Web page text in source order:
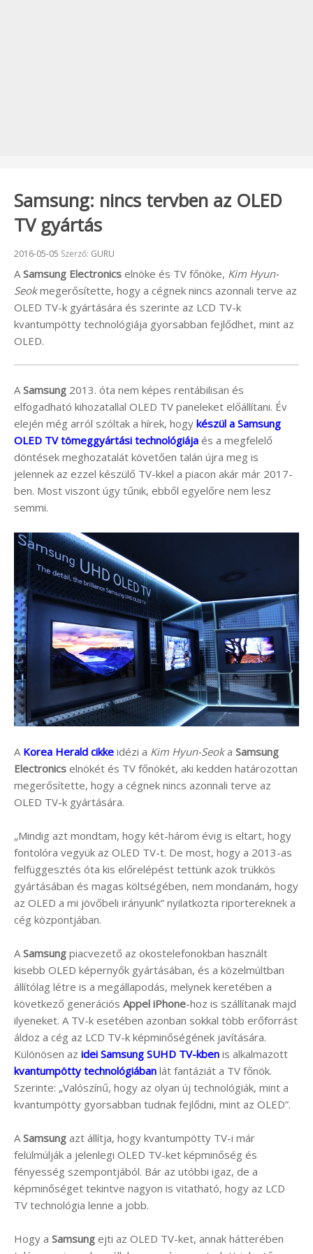
Samsung: nincs tervben az OLED
TV gyártás
Beküldve:
2016-05-05 Szerző: GURU
A Samsung Electronics elnöke és TV főnöke, Kim Hyun-
Seokmegerősítette, hogy a cégnek nincs azonnali terve az
OLED TV-k gyártására és szerinte az LCD TV-k
kvantumpötty technológiája gyorsabban fejlődhet, mint az
OLED.
A Samsung 2013. óta nem képes rentábilisan és
elfogadható kihozatallal OLED TV paneleket előállítani. Év
elején még arról szóltak a hírek, hogy készül a Samsung
OLED TV tömeggyártási technológiája és a megfelelő
döntések meghozatalát követően talán újra meg is
jelennek az ezzel készülő TV-kkel a piacon akár már 2017-
ben. Most viszont úgy tűnik, ebből egyelőre nem lesz
semmi.
A Korea Herald cikke idézi a Kim Hyun-Seoka Samsung
Electronics elnökét és TV főnökét, aki kedden határozottan
megerősítette, hogy a cégnek nincs azonnali terve az
OLED TV-k gyártására.
„Mindig azt mondtam, hogy két-három évig is eltart, hogy
fontolóra vegyük az OLED TV-t. De most, hogy a 2013-as
felfüggesztés óta kis előrelépést tettünk azok trükkös
gyártásában és magas költségében, nem mondanám, hogy
az OLED a mi jövőbeli irányunk” nyilatkozta riportereknek a
cég központjában.
A Samsung piacvezető az okostelefonokban használt
kisebb OLED képernyők gyártásában, és a közelmúltban
állítólag létre is a megállapodás, melynek keretében a
következő generációs Appel iPhone-hoz is szállítanak majd
ilyeneket. A TV-k esetében azonban sokkal több erőforrást
áldoz a cég az LCD TV-k képminőségének javítására.
Különösen az idei Samsung SUHD TV-kben is alkalmazott
kvantumpötty technológiában lát fantáziát a TV főnök.
Szerinte: „Valószínű, hogy az olyan új technológiák, mint a
kvantumpötty gyorsabban tudnak fejlődni, mint az OLED”.
A Samsung azt állítja, hogy kvantumpötty TV-i már
felülmúlják a jelenlegi OLED TV-ket képminőség és
fényesség szempontjából. Bár az utóbbi igaz, de a
képminőséget tekintve nagyon is vitatható, hogy az LCD
TV technológia lenne a jobb.
Hogy a Samsung ejti az OLED TV-ket, annak hátterében